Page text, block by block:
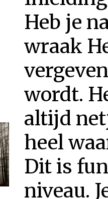
Heb je
wraak
wordt.
altijd
heel
Dit is
niveau.